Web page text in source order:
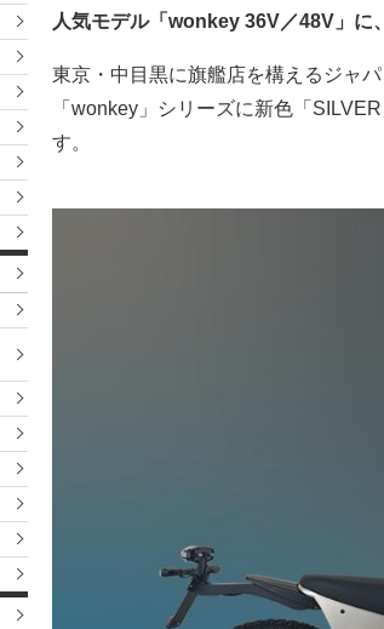
人気モデル「wonkey 36V／48V」に
東京・中目黒に旗艦店を構えるジャ
「wonkey」シリーズに新色「
す。